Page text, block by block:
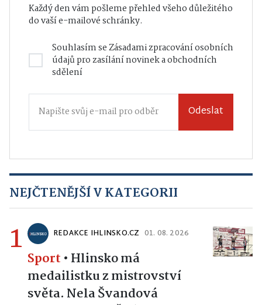
Každý den vám pošleme přehled všeho důležitého
do vaší e-mailové schránky.
Souhlasím seZásadami zpracování osobních
údajůpro zasílání novinek a obchodních
sdělení
Odeslat
NEJČTENĚJŠÍ V KATEGORII
1 REDAKCE IHLINSKO.CZ 01. 08. 2026
Sport • Hlinsko má
medailistku z mistrovství
světa. Nela Švandová